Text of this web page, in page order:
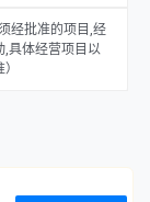
经批准的项目,经
,具体经营项目以